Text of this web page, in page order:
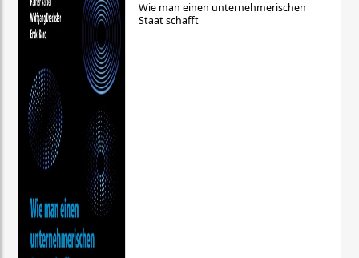
Wie man einen unternehmerischen
Staat schafft